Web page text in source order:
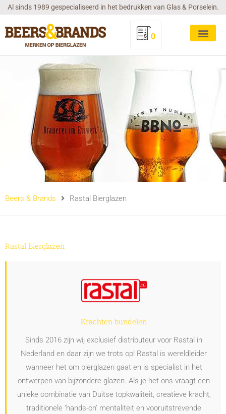
GaAl sinds 1989 gespecialiseerd in het bedrukken van Glas & Porselein.
0
Beers & Brands Rastal Bierglazen
Rastal Bierglazen
Krachten bundelen
Sinds 2016 zijn wij exclusief distributeur voor Rastal in
Nederland en daar zijn we trots op! Rastal is wereldleider
wanneer het om bierglazen gaat en is specialist in het
ontwerpen van bijzondere glazen. Als je het ons vraagt een
unieke combinatie van Duitse topkwaliteit, creatieve kracht,
traditionele ‘hands-on’ mentaliteit en vooruitstrevende